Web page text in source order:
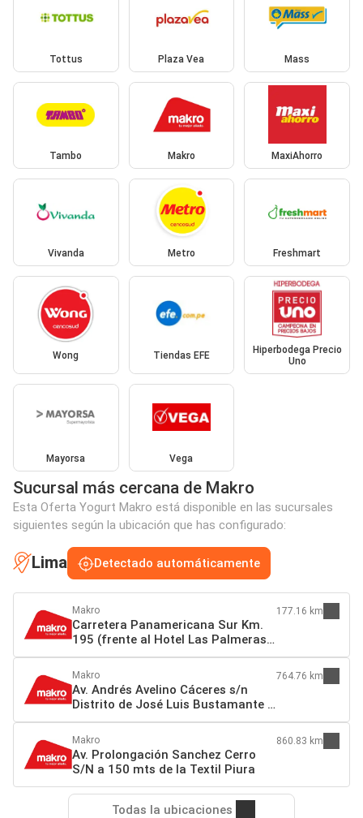
Tottus Plaza Vea Mass
Tambo Makro MaxiAhorro
Vivanda Metro Freshmart
Wong Tiendas EFE
Hiperbodega Precio
Uno
Mayorsa Vega
Sucursal más cercana de Makro
Esta Oferta Yogurt Makro está disponible en las sucursales
siguientes según la ubicación que has configurado:
Lima Detectado automáticamente
Makro
Carretera Panamericana Sur Km.
195 (frente al Hotel Las Palmeras)
Grocio Prado 11702 Chincha Alta
177.16 km
Makro
Av. Andrés Avelino Cáceres s/n
Distrito de José Luis Bustamante y
Rivero (a 1 cdra. del by pass)
Arequipa
764.76 km
Makro
Av. Prolongación Sanchez Cerro
S/N a 150 mts de la Textil Piura
860.83 km
Todas la ubicaciones